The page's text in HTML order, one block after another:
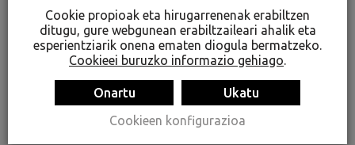
Betaurrekoei esker(Ilusioaren Ordaina ipuin-bilduma
Laura Mintegi Lakarra.1983
Honelaxe hasi nintzen entzuten, pixkanaka-pixkanaka
gaian sartzen, inguruaz ahazten eta berak zuzentzen
zizkidan hitzak xurgatzen. Eszenak imajinatuz, pertsonaien
aurpegiak zirriborratuz, bera ere eszenatoki horretan
Cookie propioak eta hirugarrenenak erabiltzen
ditugu, gure webgunean erabiltzaileari ahalik eta
esperientziarik onena ematen diogula bermatzeko.
Cookieei buruzko informazio gehiago.
Onartu
Ukatu
Cookieen konfigurazioa